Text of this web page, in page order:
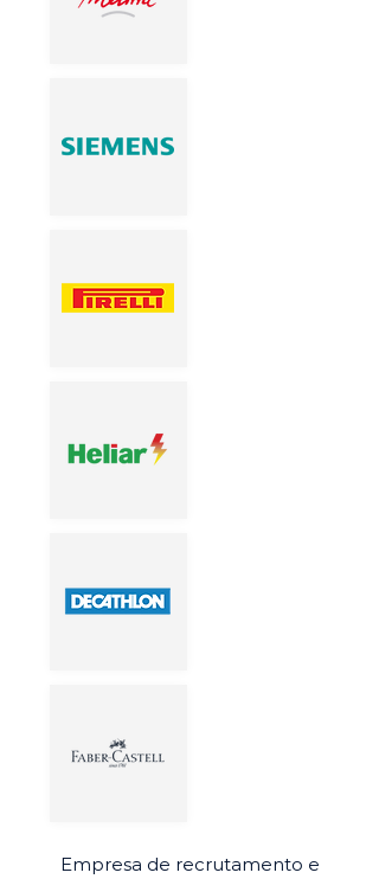
Empresa de recrutamento e